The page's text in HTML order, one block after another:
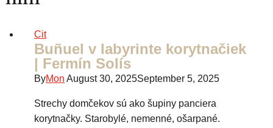
Cit
Buñuel v labyrinte korytnačiek
| Fermín Solís
ByMon August 30, 2025September 5, 2025
Strechy domčekov sú ako šupiny panciera
korytnačky. Starobylé, nemenné, ošarpané.